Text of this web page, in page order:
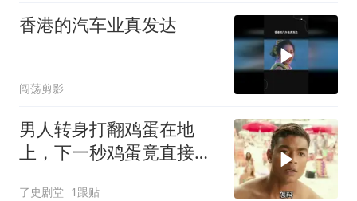
香港的汽车业真发达
闯荡剪影
男人转身打翻鸡蛋在地
上，下一秒鸡蛋竟直接被
了史剧堂 1跟贴